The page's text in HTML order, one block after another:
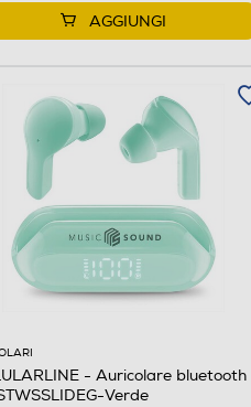
AGGIUNGI
- Auricolare bluetooth
Verde